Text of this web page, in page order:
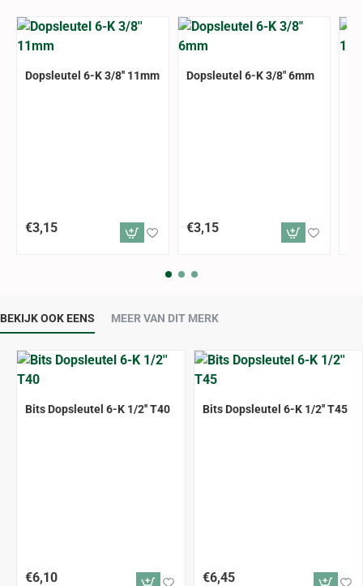
Dopsleutel 6-K 3/8'' 11mm
€3,15
Dopsleutel 6-K 3/8" 6mm
€3,15
BEKIJK OOK EENS MEER VAN DIT MERK
Bits Dopsleutel 6-K 1/2'' T40
€6,10
Bits Dopsleutel 6-K 1/2'' T45
€6,45